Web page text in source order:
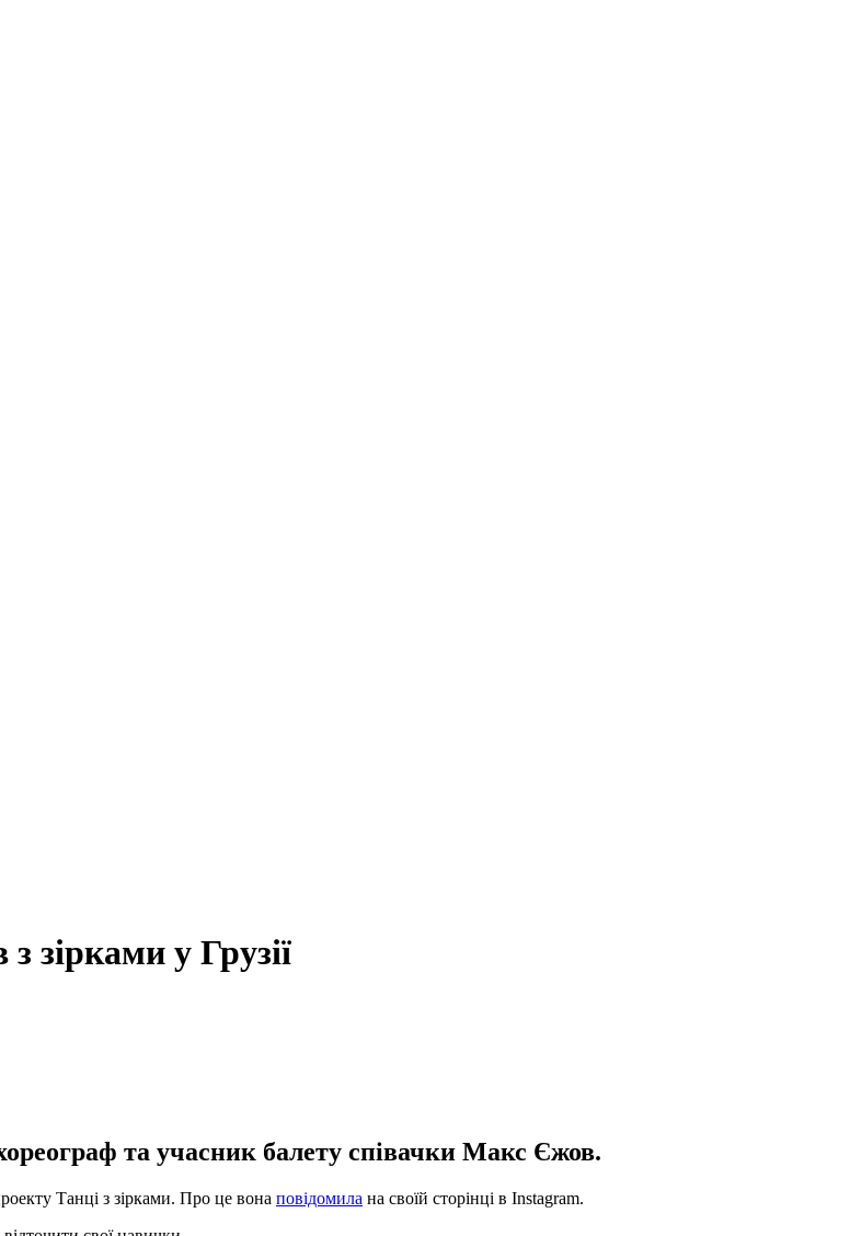
зірками у Грузії
та учасник балету співачки Макс Єжов.
Танці з зірками. Про це вона повідомила на своїй сторінці в Instagram.